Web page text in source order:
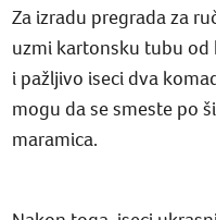
Za izradu pregrada za
uzmi kartonsku tubu
i pažljivo iseci dva
mogu da se smeste po
maramica.